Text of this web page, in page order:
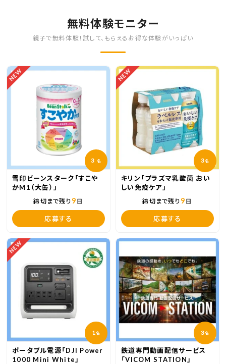
無料体験モニター
親子で無料体験！試して、もらえるお得な体験がいっぱい
NEW
3 名
雪印ビーンスターク「すこや
かM1（大缶）」
締切まで残り 9 日
応募する
NEW
3名
キリン「プラズマ乳酸菌 おい
しい免疫ケア」
締切まで残り 9 日
応募する
NEW
1 名
ポータブル電源「DJI Power
1000 Mini White」
3名
鉄道専門動画配信サービス
「VICOM STATION」